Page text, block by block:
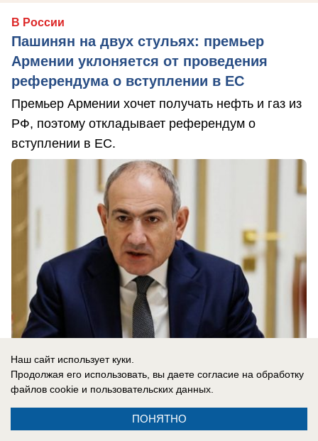
В России
Пашинян на двух стульях: премьер
Армении уклоняется от проведения
референдума о вступлении в ЕС
Премьер Армении хочет получать нефть и газ из
РФ, поэтому откладывает референдум о
вступлении в ЕС.
07.08.2026
Наш сайт использует куки.
Продолжая его использовать, вы даете согласие на обработку
файлов cookie и пользовательских данных.
ПОНЯТНО